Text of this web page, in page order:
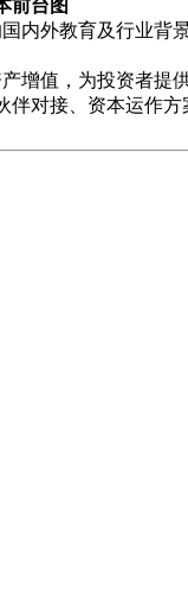
前台图
外教育及行业
值，为投资者提
对接、资本运作方